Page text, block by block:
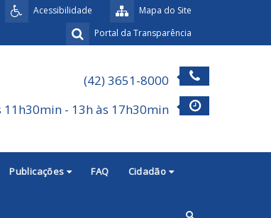
Mapa do Site
Acessibilidade
Portal da Transparência
(42) 3651-8000
11h30min - 13h às 17h30min
Publicações FAQ Cidadão